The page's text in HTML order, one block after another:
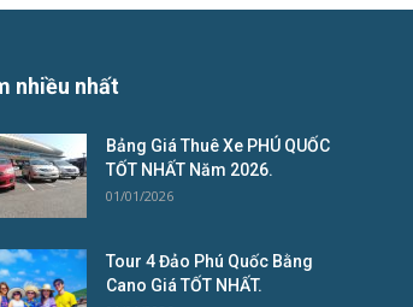
nhiều nhất
Bảng Giá Thuê Xe PHÚ QUỐC
TỐT NHẤT Năm 2026.
01/01/2026
Tour 4 Đảo Phú Quốc Bằng
Cano Giá TỐT NHẤT.